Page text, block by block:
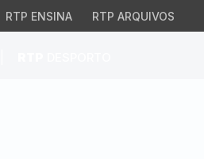
RTP ENSINA RTP ARQUIVOS
militares